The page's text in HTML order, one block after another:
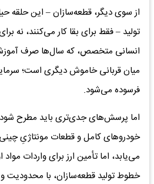
از سوی دیگر، قطعه‌سازان – این حلقه
تولید – فقط برای بقا کار می‌کنند، نه
انسانی متخصص، که سال‌ها صرف
میان قربانی خاموش دیگری است؛
فرسوده می‌شود.
اما پرسش‌های جدی‌تری باید مطرح شود:
خودروهای کامل و قطعات مونتاژیِ
می‌یابد، اما تأمین ارز برای واردات
خطوط تولید قطعه‌سازان، با محدودیت